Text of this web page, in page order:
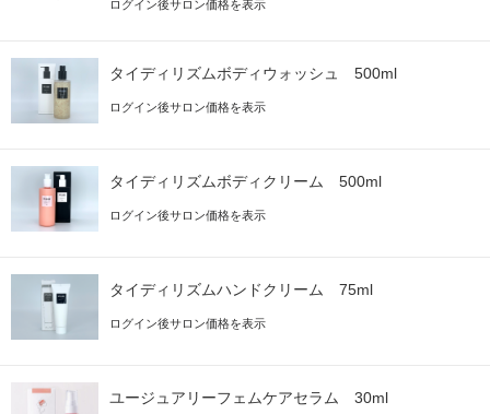
ログイン後サロン価格を表示
タイディリズムボディウォッシュ 500ml
ログイン後サロン価格を表示
タイディリズムボディクリーム 500ml
ログイン後サロン価格を表示
タイディリズムハンドクリーム 75ml
ログイン後サロン価格を表示
ユージュアリーフェムケアセラム 30ml